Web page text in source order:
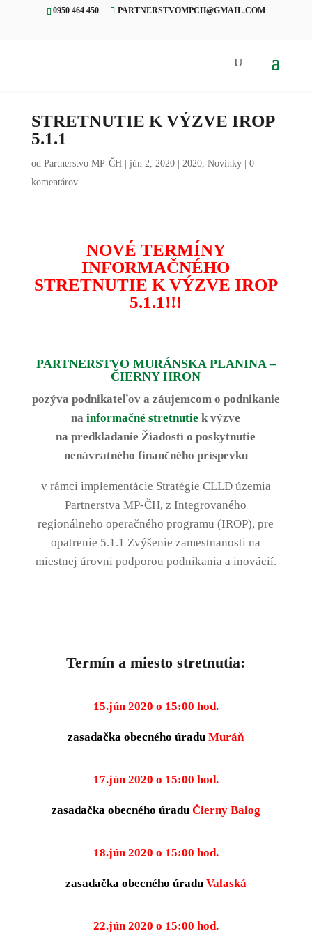
0950 464 450 PARTNERSTVOMPCH@GMAIL.COM
STRETNUTIE K VÝZVE IROP
5.1.1
od Partnerstvo MP-ČH| jún 2, 2020| 2020, Novinky| 0
komentárov
NOVÉ TERMÍNY
INFORMAČNÉHO
STRETNUTIE K VÝZVE IROP
5.1.1!!!
PARTNERSTVO MURÁNSKA PLANINA –
ČIERNY HRON
pozýva podnikateľov a záujemcom o podnikanie
nainformačné stretnutie k výzve
na predkladanie Žiadostí o poskytnutie
nenávratného finančného príspevku
v rámci implementácie Stratégie CLLD územia
Partnerstva MP-ČH, z Integrovaného
regionálneho operačného programu (IROP), pre
opatrenie 5.1.1 Zvýšenie zamestnanosti na
miestnej úrovni podporou podnikania a inovácií.
Termín a miesto stretnutia:
15.jún 2020 o 15:00 hod.
zasadačka obecného úradu Muráň
17.jún 2020 o 15:00 hod.
zasadačka obecného úradu Čierny Balog
18.jún 2020 o 15:00 hod.
zasadačka obecného úradu Valaská
22.jún 2020 o 15:00 hod.